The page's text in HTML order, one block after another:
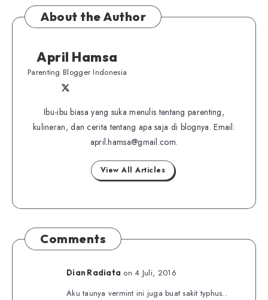
About the Author
April Hamsa
Parenting Blogger Indonesia
on
me
on
Facebook
Ibu-ibu biasa yang suka menulis tentang parenting,
kulineran, dan cerita tentang apa saja di blognya. Email:
april.hamsa@gmail.com.
View All Articles
Comments
Dian Radiata on 4 Juli, 2016
Aku taunya vermint ini juga buat sakit typhus..